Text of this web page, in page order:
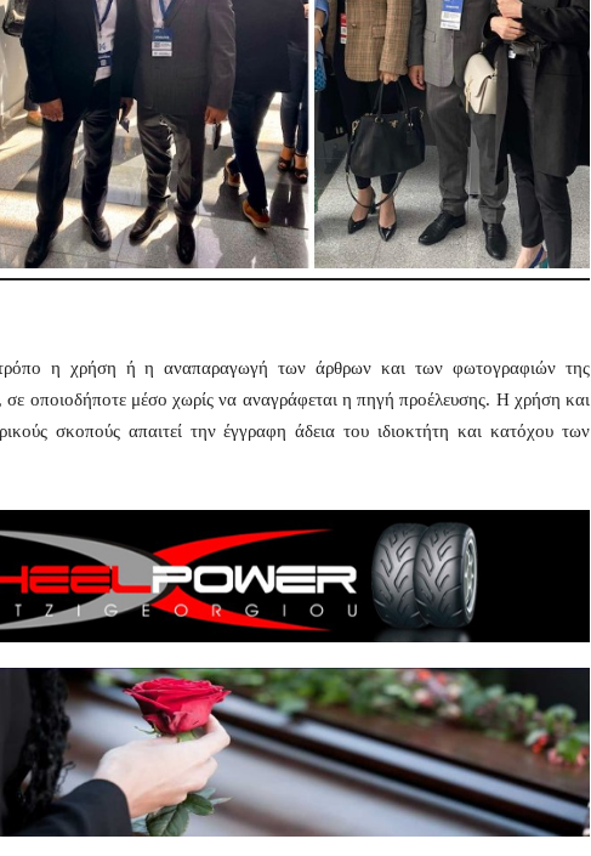
τρόπο η χρήση ή η αναπαραγωγή των άρθρων και των φωτογραφιών της
σε οποιοδήποτε μέσο χωρίς να αναγράφεται η πηγή προέλευσης. Η χρήση και
σκοπούς απαιτεί την έγγραφη άδεια του ιδιοκτήτη και κατόχου των